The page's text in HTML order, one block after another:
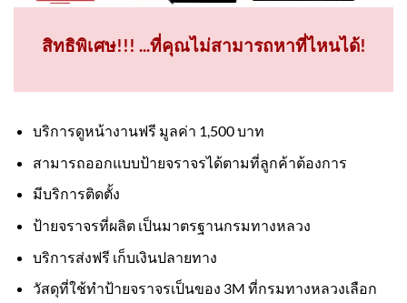
สิทธิพิเศษ!!! ...ที่คุณไม่สามารถหาที่ไหนได้!
บริการดูหน้างานฟรี มูลค่า 1,500 บาท
สามารถออกแบบป้ายจราจรได้ตามที่ลูกค้าต้องการ
มีบริการติดตั้ง
ป้ายจราจรที่ผลิต เป็นมาตรฐานกรมทางหลวง
บริการส่งฟรี เก็บเงินปลายทาง
วัสดุที่ใช้ทำป้ายจราจรเป็นของ 3M ที่กรมทางหลวงเลือก